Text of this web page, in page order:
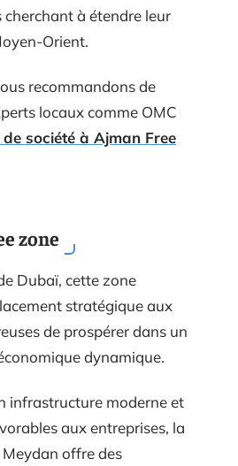
cherchant à étendre leur
Orient.
recommandons de
locaux comme OMC
société à Ajman Free
zone
Dubaï, cette zone
stratégique aux
de prospérer dans un
dynamique.
infrastructure moderne et
aux entreprises, la
offre des